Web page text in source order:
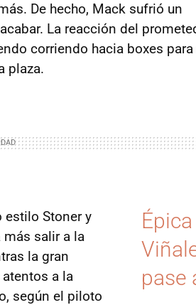
De hecho, Mack sufrió un
La reacción del
corriendo hacia boxes
plaza.
pase
estilo Stoner y
más salir a la
la gran
a la
según el piloto